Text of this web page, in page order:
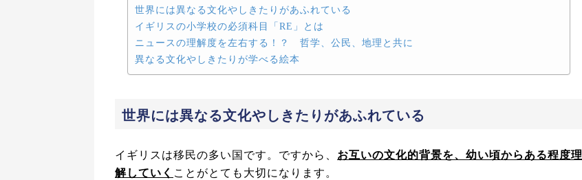
世界には異なる文化やしきたりがあふれている
イギリスの小学校の必須科目「RE」とは
ニュースの理解度を左右する！？ 哲学、公民、地理と共に
異なる文化やしきたりが学べる絵本
世界には異なる文化やしきたりがあふれている
イギリスは移民の多い国です。ですから、 お互いの文化的背景を、幼い頃からある程度理
解していく ことがとても大切になります。